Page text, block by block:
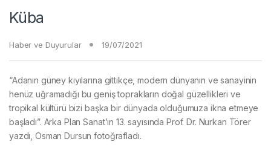
Küba
Haber ve Duyurular 19/07/2021
“Adanın güney kıyılarına gittikçe, modern dünyanın ve sanayinin
henüz uğramadığı bu geniş toprakların doğal güzellikleri ve
tropikal kültürü bizi başka bir dünyada olduğumuza ikna etmeye
başladı”. Arka Plan Sanat’ın 13. sayısında Prof. Dr. Nurkan Törer
yazdı, Osman Dursun fotoğrafladı.